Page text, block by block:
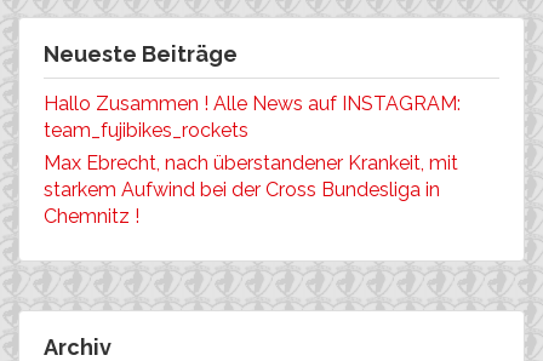
Neueste Beiträge
Hallo Zusammen ! Alle News auf INSTAGRAM:
team_fujibikes_rockets
Max Ebrecht, nach überstandener Krankeit, mit
starkem Aufwind bei der Cross Bundesliga in
Chemnitz !
Archiv